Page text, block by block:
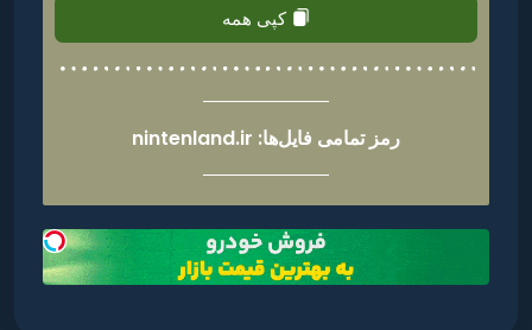
کپی همه
رمز تمامی فایل‌ها: nintenland.ir